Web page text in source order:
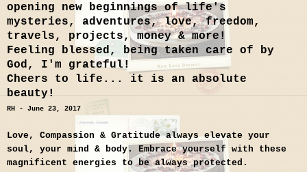
opening new beginnings of life's
mysteries, adventures, love, freedom,
travels, projects, money & more!
Feeling blessed, being taken care of by
God, I'm grateful!
Cheers to life... it is an absolute
beauty!
RH - June 23, 2017
Love, Compassion & Gratitude always elevate your
soul, your mind & body. Embrace yourself with these
magnificent energies to be always protected.